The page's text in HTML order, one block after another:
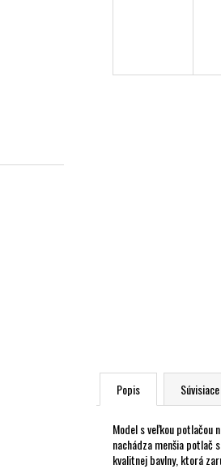
Popis
Model s veľkou potlačou
nachádza menšia potlač
kvalitnej bavlny, ktorá